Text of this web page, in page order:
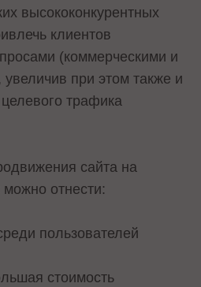
высококонкурентных
клиентов
(коммерческими и
при этом также и
трафика
сайта на
отнести:
пользователей
стоимость